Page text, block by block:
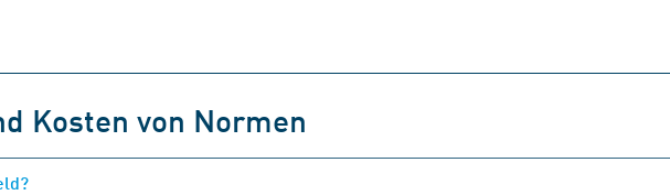
Kosten von Normen